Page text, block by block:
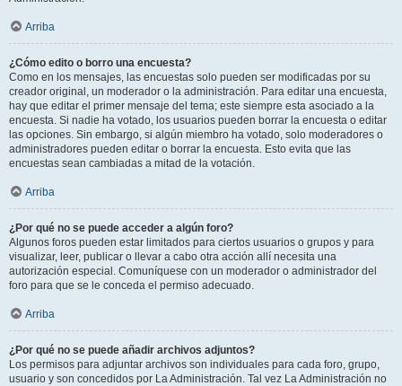
Arriba
¿Cómo edito o borro una encuesta?
Como en los mensajes, las encuestas solo pueden ser modificadas por su
creador original, un moderador o la administración. Para editar una encuesta,
hay que editar el primer mensaje del tema; este siempre esta asociado a la
encuesta. Si nadie ha votado, los usuarios pueden borrar la encuesta o editar
las opciones. Sin embargo, si algún miembro ha votado, solo moderadores o
administradores pueden editar o borrar la encuesta. Esto evita que las
encuestas sean cambiadas a mitad de la votación.
Arriba
¿Por qué no se puede acceder a algún foro?
Algunos foros pueden estar limitados para ciertos usuarios o grupos y para
visualizar, leer, publicar o llevar a cabo otra acción allí necesita una
autorización especial. Comuníquese con un moderador o administrador del
foro para que se le conceda el permiso adecuado.
Arriba
¿Por qué no se puede añadir archivos adjuntos?
Los permisos para adjuntar archivos son individuales para cada foro, grupo,
usuario y son concedidos por La Administración. Tal vez La Administración no